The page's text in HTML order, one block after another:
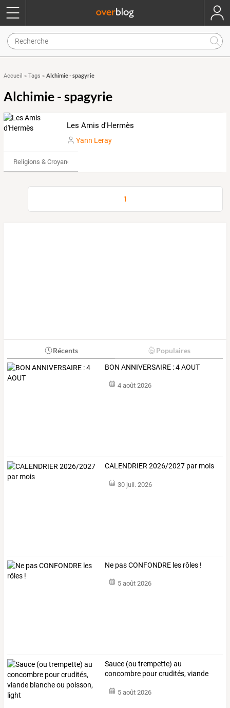
Accueil » Tags » Alchimie - spagyrie
Alchimie - spagyrie
Les Amis d'Hermès
Yann Leray
Religions & Croyances
1
Récents Populaires
BON ANNIVERSAIRE : 4 AOUT
4 août 2026
CALENDRIER 2026/2027 par mois
30 juil. 2026
Ne pas CONFONDRE les rôles !
5 août 2026
Sauce (ou trempette) au
concombre pourcrudités, viande
5 août 2026